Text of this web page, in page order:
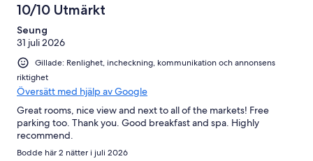
10/10 Utmärkt
Seung
31 juli 2026
Gillade: Renlighet, incheckning, kommunikation och annonsens
riktighet
Översätt med hjälp av Google
Great rooms, nice view and next to all of the markets! Free
parking too. Thank you. Good breakfast and spa. Highly
recommend.
Bodde här 2 nätter i juli 2026